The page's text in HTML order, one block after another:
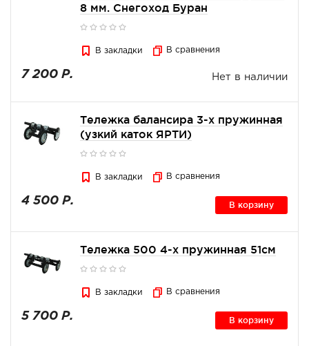
8 мм. Снегоход Буран
В закладки В сравнения
7 200 Р. Нет в наличии
Тележка балансира 3-х пружинная
(узкий каток ЯРТИ)
В закладки В сравнения
4 500 Р. В корзину
Тележка 500 4-х пружинная 51см
В закладки В сравнения
5 700 Р. В корзину